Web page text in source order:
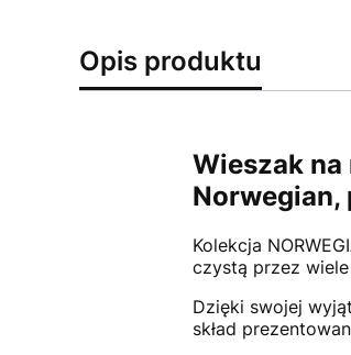
Opis produktu
Wieszak na
Norwegian,
Kolekcja
czystą przez
Dzięki swojej
skład